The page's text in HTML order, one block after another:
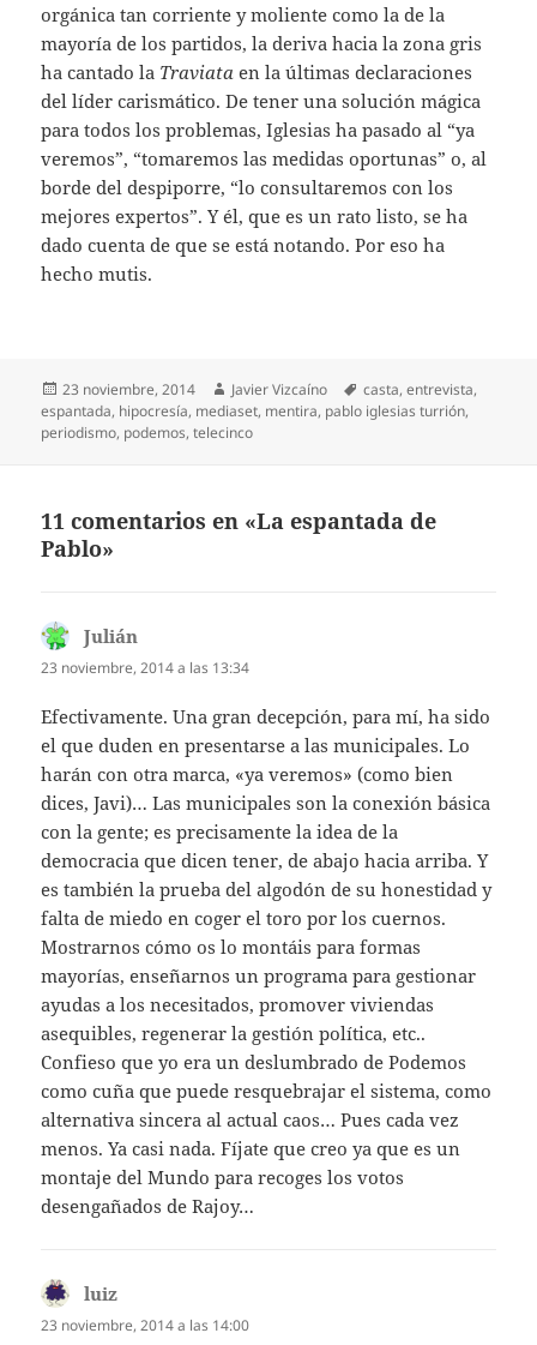
orgánica tan corriente y moliente como la de la
mayoría de los partidos, la deriva hacia la zona gris
ha cantado la Traviata en la últimas declaraciones
del líder carismático. De tener una solución mágica
para todos los problemas, Iglesias ha pasado al “ya
veremos”, “tomaremos las medidas oportunas” o, al
borde del despiporre, “lo consultaremos con los
mejores expertos”. Y él, que es un rato listo, se ha
dado cuenta de que se está notando. Por eso ha
hecho mutis.
Publicado
el
23 noviembre, 2014 Autor
Javier Vizcaíno Etiquetas
casta,entrevista,
espantada, hipocresía, mediaset, mentira, pablo iglesias turrión,
periodismo, podemos,telecinco
11 comentarios en «La espantada de
Pablo»
Julián
23 noviembre, 2014 a las 13:34
Efectivamente. Una gran decepción, para mí, ha sido
el que duden en presentarse a las municipales. Lo
harán con otra marca, «ya veremos» (como bien
dices, Javi)… Las municipales son la conexión básica
con la gente; es precisamente la idea de la
democracia que dicen tener, de abajo hacia arriba. Y
es también la prueba del algodón de su honestidad y
falta de miedo en coger el toro por los cuernos.
Mostrarnos cómo os lo montáis para formas
mayorías, enseñarnos un programa para gestionar
ayudas a los necesitados, promover viviendas
asequibles, regenerar la gestión política, etc..
Confieso que yo era un deslumbrado de Podemos
como cuña que puede resquebrajar el sistema, como
alternativa sincera al actual caos… Pues cada vez
menos. Ya casi nada. Fíjate que creo ya que es un
montaje del Mundo para recoges los votos
desengañados de Rajoy…
luiz
23 noviembre, 2014 a las 14:00